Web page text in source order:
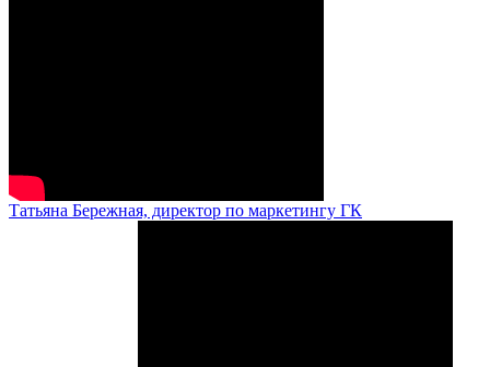
Татьяна Бережная, директор по маркетингу ГК